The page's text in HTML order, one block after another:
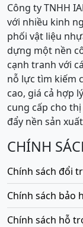
Công ty TNHH
với nhiều kinh
phối vật liệu
dựng một nền
cạnh tranh với
nỗ lực tìm kiếm
cao, giá cả hợp
cung cấp cho
đẩy nền sản
CHÍNH
Chính sách đổi
Chính sách bảo
Chính sách hỗ